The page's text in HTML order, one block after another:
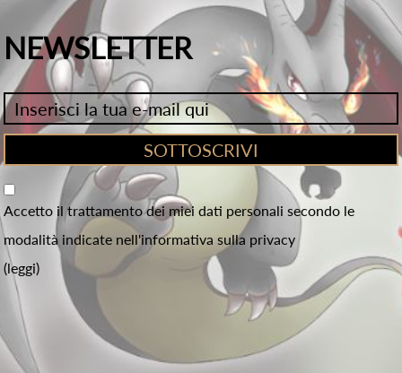
NEWSLETTER
Accetto il trattamento dei miei dati personali secondo le
modalità indicate nell'informativa sulla privacy
(leggi)